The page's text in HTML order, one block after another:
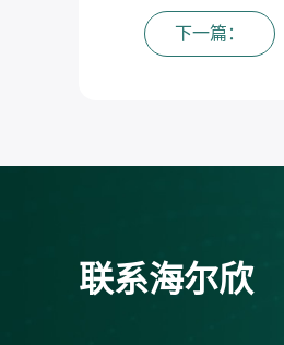
下一篇：
联系海尔欣